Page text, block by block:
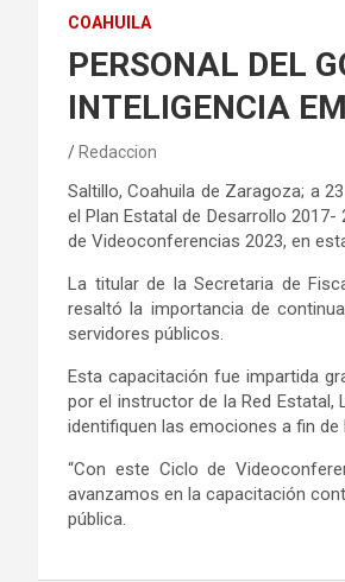
COAHUILA
PERSONAL DEL
INTELIGENCIA
Redaccion
Saltillo, Coahuila de Zaragoza; a
el Plan Estatal de Desarrollo
de Videoconferencias 2023, en
La titular de la Secretaria de
resaltó la importancia de
servidores públicos.
Esta capacitación fue impartida
por el instructor de la Red Estatal,
identifiquen las emociones a fin
“Con este Ciclo de
avanzamos en la capacitación
pública.